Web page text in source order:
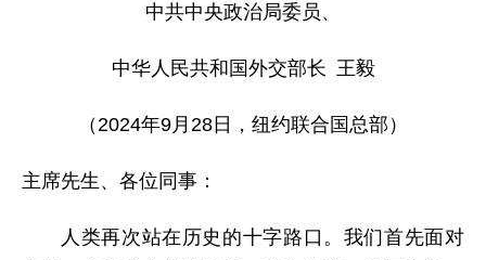
中共中央政治局委员、
中华人民共和国外交部长 王毅
（2024年9月28日，纽约联合国总部）
主席先生、各位同事：
人类再次站在历史的十字路口。我们首先面对